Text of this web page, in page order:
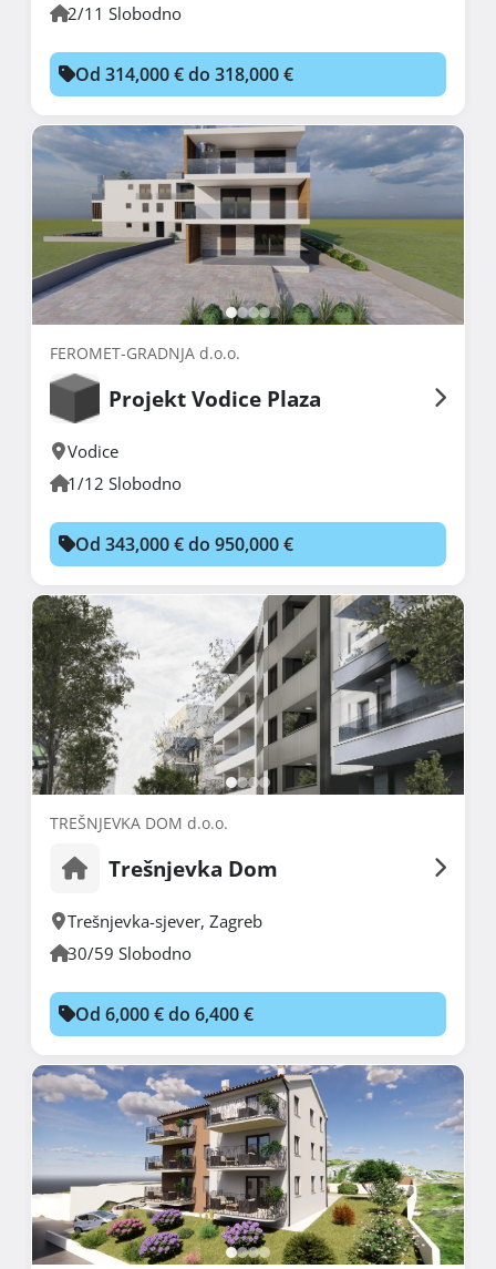
2/11 Slobodno
Od 314,000 € do 318,000 €
FEROMET-GRADNJA d.o.o.
Projekt Vodice Plaza
Vodice
1/12 Slobodno
Od 343,000 € do 950,000 €
TREŠNJEVKA DOM d.o.o.
Trešnjevka Dom
Trešnjevka-sjever, Zagreb
30/59 Slobodno
Od 6,000 € do 6,400 €